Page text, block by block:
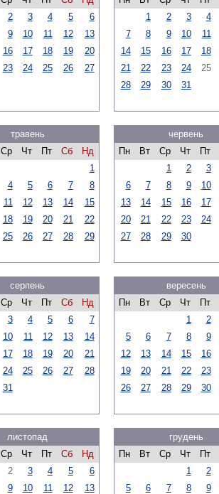
2 3 4 5
6
9 10 11 12
13
16 17 18 19
20
23 24 25 26
27
1
2 3 4
7
8 9 10 11
14
15 16 17 18
21
22 23 24 25
28
29 30 31
травень
Ср Чт Пт Сб
Нд
1
4 5 6 7
8
11 12 13 14
15
18 19 20 21
22
25 26 27 28
29
червень
Пн
Вт Ср Чт Пт
1
2 3
6
7 8 9 10
13
14 15 16 17
20
21 22 23 24
27
28 29 30
серпень
Ср Чт Пт Сб
Нд
3 4 5 6
7
10 11 12 13
14
17 18 19 20
21
24 25 26 27
28
31
вересень
Пн
Вт Ср Чт Пт
1
2
5
6 7 8 9
12
13 14 15 16
19
20 21 22 23
26
27 28 29 30
листопад
Ср Чт Пт Сб
Нд
2 3 4 5
6
9 10 11 12
13
грудень
Пн
Вт Ср Чт Пт
1
2
5
6 7 8 9